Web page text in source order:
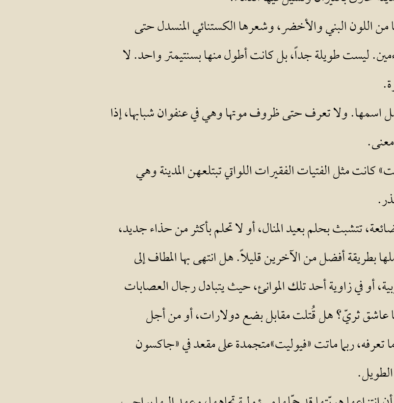
من اللون البني والأخضر، وشعرها الكستنائي المنسدل حتى
ليست طويلة جداً، بل كانت أطول منها بسنتيمتر واحد. لا
اسمها. ولا تعرف حتى ظروف موتها وهي في عنفوان شبابها، إذا
كانت مثل الفتيات الفقيرات اللواتي تبتلعهن المدينة وهي
تتشبث بحلم بعيد المنال، أو لا تحلم بأكثر من حذاء جديد،
بطريقة أفضل من الآخرين قليلاً. هل انتهى بها المطاف إلى
أو في زاوية أحد تلك الموانئ، حيث يتبادل رجال العصابات
عاشق ثريّ؟ هل قُتلت مقابل بضع دولارات، أو من أجل
تعرفه، ربما ماتت «فيوليت»متجمدة على مقعد في «جاكسون